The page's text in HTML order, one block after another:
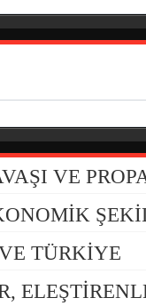
VE
TÜRKİYE